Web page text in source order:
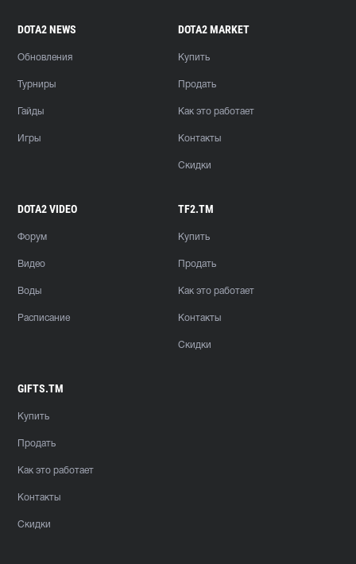
DOTA2 NEWS
Обновления
Турниры
Гайды
Игры
DOTA2 MARKET
Купить
Продать
Как это работает
Контакты
Скидки
DOTA2 VIDEO
Форум
Видео
Воды
Расписание
TF2.TM
Купить
Продать
Как это работает
Контакты
Скидки
GIFTS.TM
Купить
Продать
Как это работает
Контакты
Скидки